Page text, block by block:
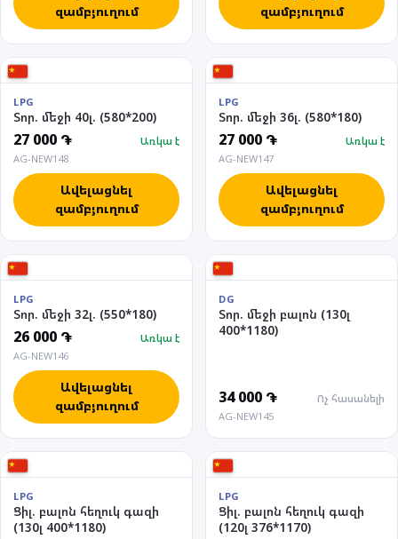
զամբյուղում
զամբյուղում
LPG
Տոր. մեջի 40լ. (580*200)
27 000 ֏
Առկա է
AG-NEW148
Ավելացնել
զամբյուղում
LPG
Տոր. մեջի 36լ. (580*180)
27 000 ֏
Առկա է
AG-NEW147
Ավելացնել
զամբյուղում
LPG
Տոր. մեջի 32լ. (550*180)
26 000 ֏
Առկա է
AG-NEW146
Ավելացնել
զամբյուղում
DG
Տոր. մեջի բալոն (130լ
400*1180)
34 000 ֏
Ոչ հասանելի
AG-NEW145
LPG
Ցիլ. բալոն հեղուկ գազի
(130լ 400*1180)
LPG
Ցիլ. բալոն հեղուկ գազի
(120լ 376*1170)